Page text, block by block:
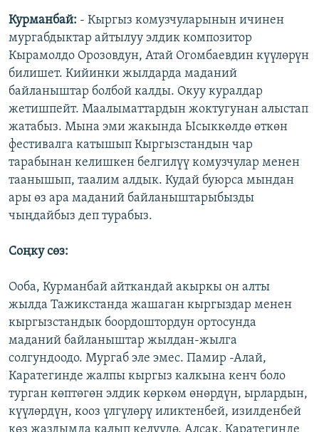
Курманбай: - Кыргыз комузчуларынын ичинен
мургабдыктар айтылуу элдик композитор
Кырамолдо Орозовдун, Атай Огомбаевдин күүлөрүн
билишет. Кийинки жылдарда маданий
байланыштар болбой калды. Окуу куралдар
жетишпейт. Маалыматтардын жоктугунан алыстап
жатабыз. Мына эми жакында Ысыккөлдө өткөн
фестивалга катышып Кыргызстандын чар
тарабынан келишкен белгилүү комузчулар менен
таанышып, таалим алдык. Кудай буюрса мындан
ары өз ара маданий байланыштарыбызды
чыңдайбыз деп турабыз.
Соңку сөз:
Ооба, Курманбай айткандай акыркы он алты
жылда Тажикстанда жашаган кыргыздар менен
кыргызстандык боордоштордун ортосунда
маданий байланыштар жылдан-жылга
солгундоодо. Мургаб эле эмес. Памир -Алай,
Каратегинде жалпы кыргыз калкына кенч боло
турган көптөгөн элдик көркөм өнөрдүн, ырлардын,
күүлөрдүн, кооз үлгүлөрү иликтенбей, изилденбей